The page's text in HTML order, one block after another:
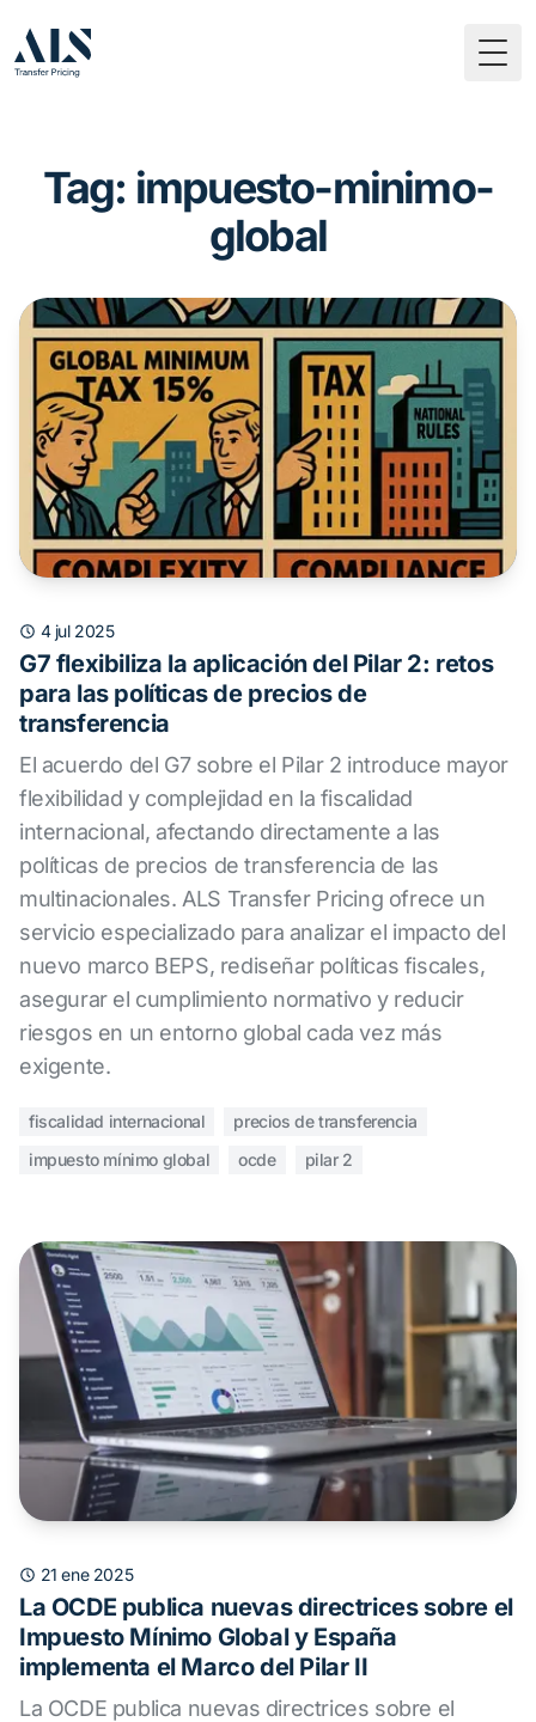
Tag: impuesto-minimo-
global
4 jul 2025
G7 flexibiliza la aplicación del Pilar 2: retos
para las políticas de precios de
transferencia
El acuerdo del G7 sobre el Pilar 2 introduce mayor
flexibilidad y complejidad en la fiscalidad
internacional, afectando directamente a las
políticas de precios de transferencia de las
multinacionales. ALS Transfer Pricing ofrece un
servicio especializado para analizar el impacto del
nuevo marco BEPS, rediseñar políticas fiscales,
asegurar el cumplimiento normativo y reducir
riesgos en un entorno global cada vez más
exigente.
fiscalidad internacional
precios de transferencia
impuesto mínimo global
ocde pilar 2
21 ene 2025
La OCDE publica nuevas directrices sobre el
Impuesto Mínimo Global y España
implementa el Marco del Pilar II
La OCDE publica nuevas directrices sobre el